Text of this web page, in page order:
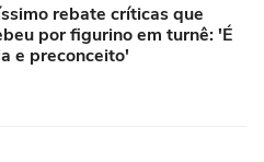
rebate críticas que
por figurino em turnê: 'É
e preconceito'